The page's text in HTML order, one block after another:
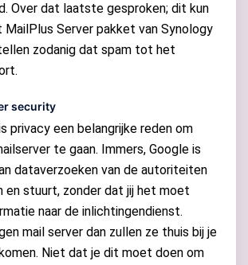
Over dat laatste gesproken; dit kun
Server pakket van Synology
zodanig dat spam tot het
security
privacy een belangrijke reden om
te gaan. Immers, Google is
dataverzoeken van de autoriteiten
en stuurt, zonder dat jij het moet
naar de inlichtingendienst.
mail server dan zullen ze thuis bij je
Niet dat je dit moet doen om